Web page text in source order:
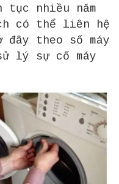
tục nhiều năm
có thể liên hệ
theo số máy
lý sự cố máy